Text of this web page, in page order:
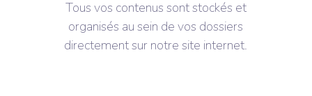
Tous vos contenus sont stockés et
organisés au sein de vos dossiers
directement sur notre site internet.